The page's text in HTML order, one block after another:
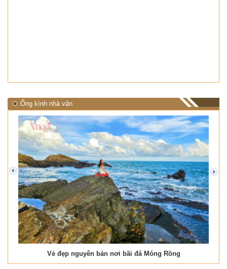
Ống kính nhà văn
Vẻ đẹp nguyên bản nơi bãi đá Móng Rồng
prev next